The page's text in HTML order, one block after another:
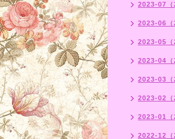
2023-07（
2023-06（
2023-05（
2023-04（
2023-03（
2023-02（
2023-01（
2022-12（